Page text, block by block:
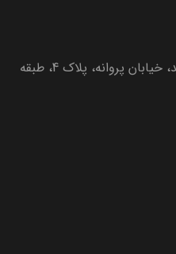
تهران، بزرگراه جلال آل احمد، خیابان پروانه، پلاک 4، طبقه